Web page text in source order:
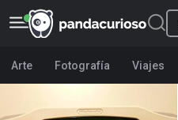
Arte Fotografía Viajes